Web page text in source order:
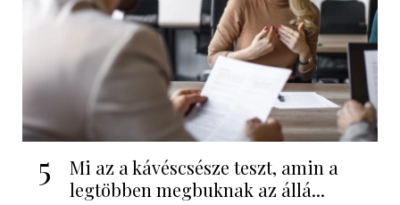
5
Mi az a kávéscsésze teszt, amin a
legtöbben megbuknak az állá...